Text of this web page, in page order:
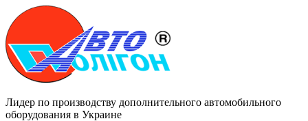
Лидер по производству дополнительного автомобильного
оборудования в Украине